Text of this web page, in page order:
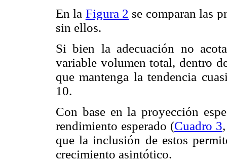
En la Figura 2 se comparan las
sin ellos.
Si bien la adecuación no
variable volumen total, dentro
que mantenga la tendencia
10.
Con base en la proyección
rendimiento esperado (Cuadro 3
que la inclusión de estos
crecimiento asintótico.